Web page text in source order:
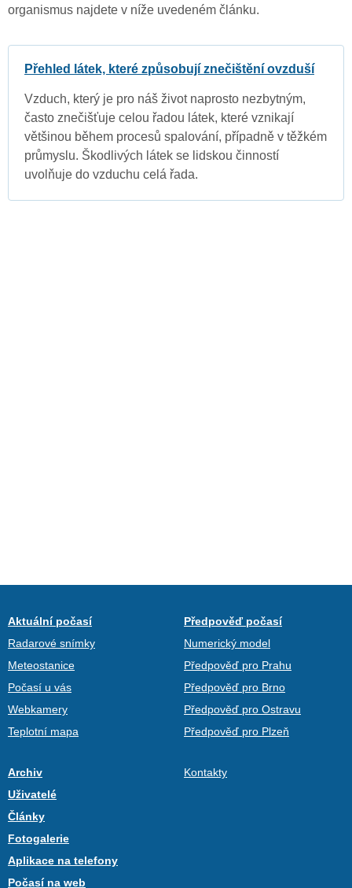
organismus najdete v níže uvedeném článku.
Přehled látek, které způsobují znečištění ovzduší
Vzduch, který je pro náš život naprosto nezbytným,
často znečišťuje celou řadou látek, které vznikají
většinou během procesů spalování, případně v těžkém
průmyslu. Škodlivých látek se lidskou činností
uvolňuje do vzduchu celá řada.
Aktuální počasí
Radarové snímky
Meteostanice
Počasí u vás
Webkamery
Teplotní mapa
Předpověď počasí
Numerický model
Předpověď pro Prahu
Předpověď pro Brno
Předpověď pro Ostravu
Předpověď pro Plzeň
Archiv
Uživatelé
Články
Fotogalerie
Aplikace na telefony
Počasí na web
Kontakty